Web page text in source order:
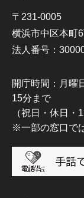
〒231-0005
横浜市中区本町
法人番号：
開庁時間：月曜
15分まで
（祝日・休日・
※一部の窓口で